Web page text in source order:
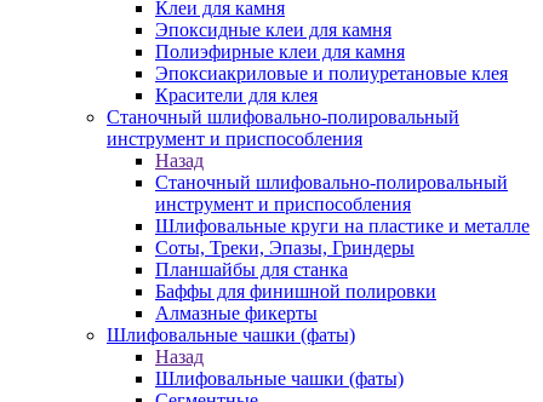
Клеи для камня
Эпоксидные клеи для камня
Полиэфирные клеи для камня
Эпоксиакриловые и полиуретановые клея
Красители для клея
Станочный шлифовально-полировальный
инструмент и приспособления
Назад
Станочный шлифовально-полировальный
инструмент и приспособления
Шлифовальные круги на пластике и металле
Соты, Треки, Эпазы, Гриндеры
Планшайбы для станка
Баффы для финишной полировки
Алмазные фикерты
Шлифовальные чашки (фаты)
Назад
Шлифовальные чашки (фаты)